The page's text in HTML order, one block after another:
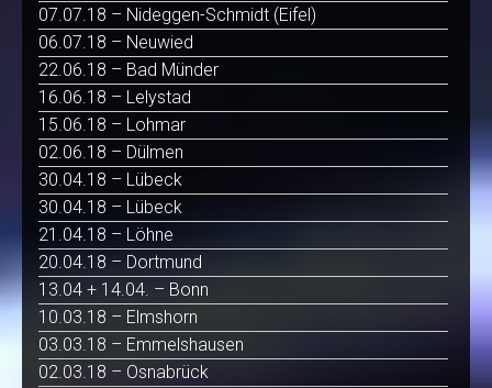
07.07.18 – Nideggen-Schmidt (Eifel)
06.07.18 – Neuwied
22.06.18 – Bad Münder
16.06.18 – Lelystad
15.06.18 – Lohmar
02.06.18 – Dülmen
30.04.18 – Lübeck
30.04.18 – Lübeck
21.04.18 – Löhne
20.04.18 – Dortmund
13.04 + 14.04. – Bonn
10.03.18 – Elmshorn
03.03.18 – Emmelshausen
02.03.18 – Osnabrück